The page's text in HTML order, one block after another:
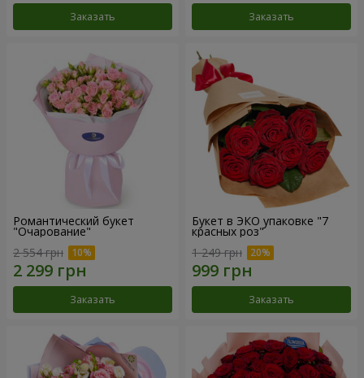
Заказать Заказать
Романтический букет
"Очарование"
2 554 грн
Заказать
Букет в ЭКО упаковке "7
красных роз"
1 249 грн
Заказать